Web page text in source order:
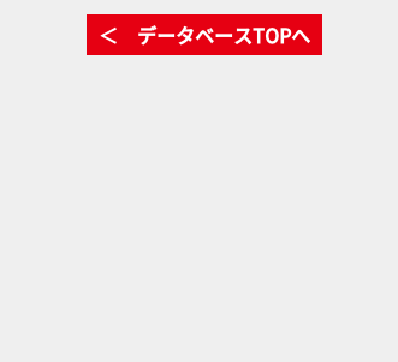
＜ データベースTOPへ